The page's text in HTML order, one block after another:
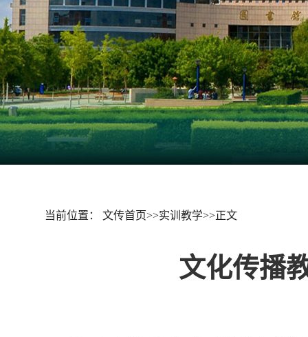
当前位置： 文传首页>>实训教学>>正文
文化传播